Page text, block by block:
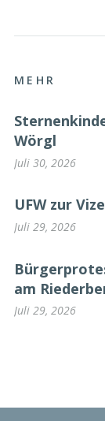
MEHR
Wörgl
Juli 30, 2026
UFW zur
Juli 29, 2026
am
Juli 29, 2026